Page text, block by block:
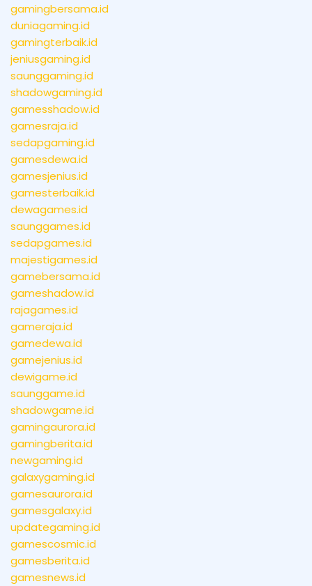
gamingbersama.id
duniagaming.id
gamingterbaik.id
jeniusgaming.id
saunggaming.id
shadowgaming.id
gamesshadow.id
gamesraja.id
sedapgaming.id
gamesdewa.id
gamesjenius.id
gamesterbaik.id
dewagames.id
saunggames.id
sedapgames.id
majestigames.id
gamebersama.id
gameshadow.id
rajagames.id
gameraja.id
gamedewa.id
gamejenius.id
dewigame.id
saunggame.id
shadowgame.id
gamingaurora.id
gamingberita.id
newgaming.id
galaxygaming.id
gamesaurora.id
gamesgalaxy.id
updategaming.id
gamescosmic.id
gamesberita.id
gamesnews.id